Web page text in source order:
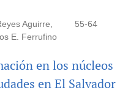
Aguirre,
E. Ferrufino
55-64
en los núcleos
en El Salvador